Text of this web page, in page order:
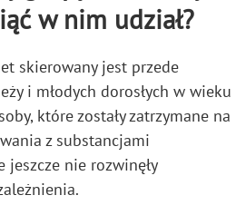
w nim udział?
skierowany jest przede
i młodych dorosłych w wieku
które zostały zatrzymane na
z substancjami
jeszcze nie rozwinęły